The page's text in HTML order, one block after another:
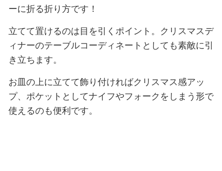
ーに折る折り方です！
立てて置けるのは目を引くポイント。クリスマスデ
ィナーのテーブルコーディネートとしても素敵に引
き立ちます。
お皿の上に立てて飾り付ければクリスマス感アッ
プ、ポケットとしてナイフやフォークをしまう形で
使えるのも便利です。